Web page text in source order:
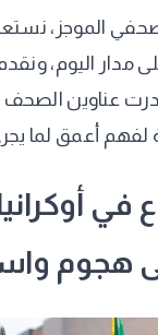
الموجز،
مدار اليوم،
عناوين الصحف
لفهم أعمق لما
في
هجوم